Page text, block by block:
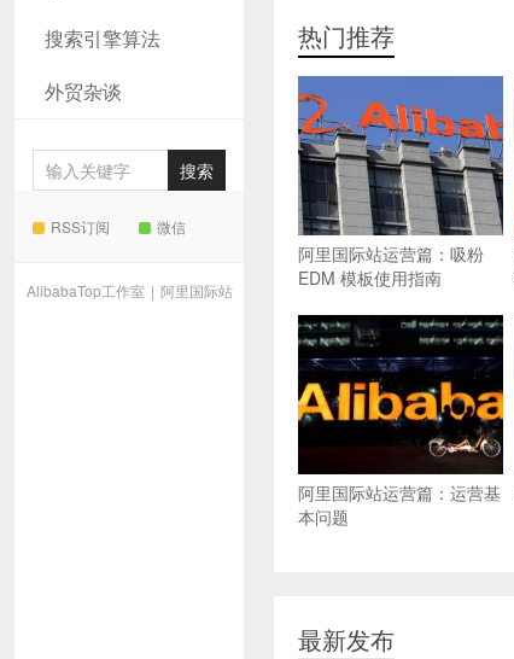
搜索引擎算法
外贸杂谈
RSS订阅 微信
AlibabaTop工作室 | 阿里国际站
热门推荐
阿里国际站运营篇：吸粉
EDM 模板使用指南
阿里国际站运营篇：运营基
本问题
最新发布